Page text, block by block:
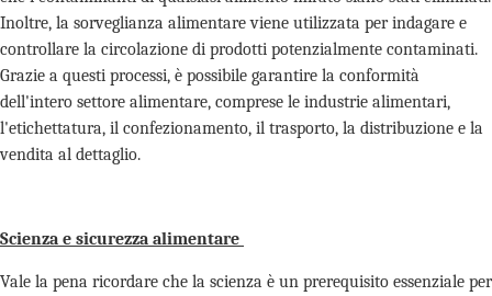
Inoltre, la sorveglianza alimentare viene utilizzata per indagare e
controllare la circolazione di prodotti potenzialmente contaminati.
Grazie a questi processi, è possibile garantire la conformità
dell'intero settore alimentare, comprese le industrie alimentari,
l'etichettatura, il confezionamento, il trasporto, la distribuzione e la
vendita al dettaglio.
Scienza e sicurezza alimentare
Vale la pena ricordare che la scienza è un prerequisito essenziale per